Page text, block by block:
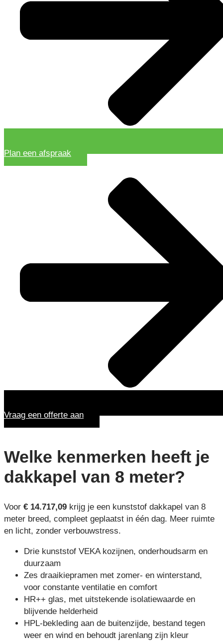
Plan een afspraak
Vraag een offerte aan
Welke kenmerken heeft je
dakkapel van 8 meter?
Voor € 14.717,09 krijg je een kunststof dakkapel van 8
meter breed, compleet geplaatst in één dag. Meer ruimte
en licht, zonder verbouwstress.
Drie kunststof VEKA kozijnen, onderhoudsarm en
duurzaam
Zes draaikiepramen met zomer- en winterstand,
voor constante ventilatie en comfort
HR++ glas, met uitstekende isolatiewaarde en
blijvende helderheid
HPL-bekleding aan de buitenzijde, bestand tegen
weer en wind en behoudt jarenlang zijn kleur